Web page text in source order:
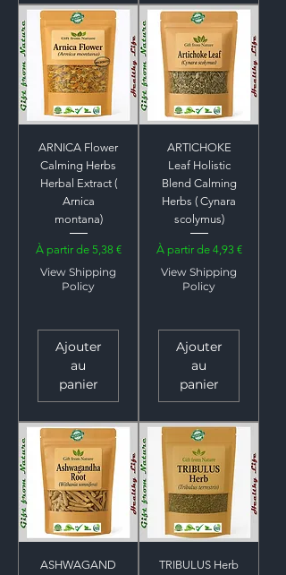
ARNICA Flower
Calming Herbs
Herbal Extract (
Arnica
montana)
À partir de 5,38 €
Prix promotionnel
View Shipping
Policy
Ajouter
au
panier
ARTICHOKE
Leaf Holistic
Blend Calming
Herbs ( Cynara
scolymus)
À partir de 4,93 €
Prix promotionnel
View Shipping
Policy
Ajouter
au
panier
ASHWAGAND
TRIBULUS Herb